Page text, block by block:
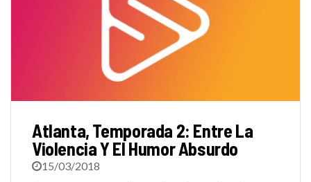
Atlanta, Temporada 2: Entre La
Violencia Y El Humor Absurdo
15/03/2018